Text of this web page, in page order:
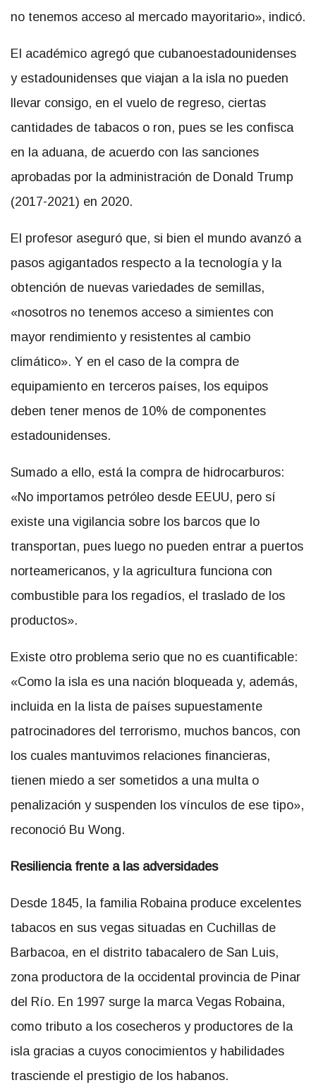
no tenemos acceso al mercado mayoritario», indicó.
El académico agregó que cubanoestadounidenses
y estadounidenses que viajan a la isla no pueden
llevar consigo, en el vuelo de regreso, ciertas
cantidades de tabacos o ron, pues se les confisca
en la aduana, de acuerdo con las sanciones
aprobadas por la administración de Donald Trump
(2017-2021) en 2020.
El profesor aseguró que, si bien el mundo avanzó a
pasos agigantados respecto a la tecnología y la
obtención de nuevas variedades de semillas,
«nosotros no tenemos acceso a simientes con
mayor rendimiento y resistentes al cambio
climático». Y en el caso de la compra de
equipamiento en terceros países, los equipos
deben tener menos de 10% de componentes
estadounidenses.
Sumado a ello, está la compra de hidrocarburos:
«No importamos petróleo desde EEUU, pero sí
existe una vigilancia sobre los barcos que lo
transportan, pues luego no pueden entrar a puertos
norteamericanos, y la agricultura funciona con
combustible para los regadíos, el traslado de los
productos».
Existe otro problema serio que no es cuantificable:
«Como la isla es una nación bloqueada y, además,
incluida en la lista de países supuestamente
patrocinadores del terrorismo, muchos bancos, con
los cuales mantuvimos relaciones financieras,
tienen miedo a ser sometidos a una multa o
penalización y suspenden los vínculos de ese tipo»,
reconoció Bu Wong.
Resiliencia frente a las adversidades
Desde 1845, la familia Robaina produce excelentes
tabacos en sus vegas situadas en Cuchillas de
Barbacoa, en el distrito tabacalero de San Luis,
zona productora de la occidental provincia de Pinar
del Río. En 1997 surge la marca Vegas Robaina,
como tributo a los cosecheros y productores de la
isla gracias a cuyos conocimientos y habilidades
trasciende el prestigio de los habanos.